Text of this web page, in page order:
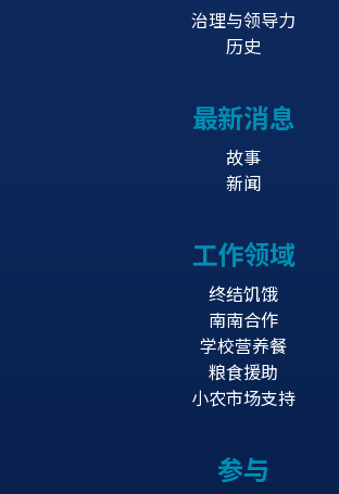
治理与领导力
历史
最新消息
故事
新闻
工作领域
终结饥饿
南南合作
学校营养餐
粮食援助
小农市场支持
参与